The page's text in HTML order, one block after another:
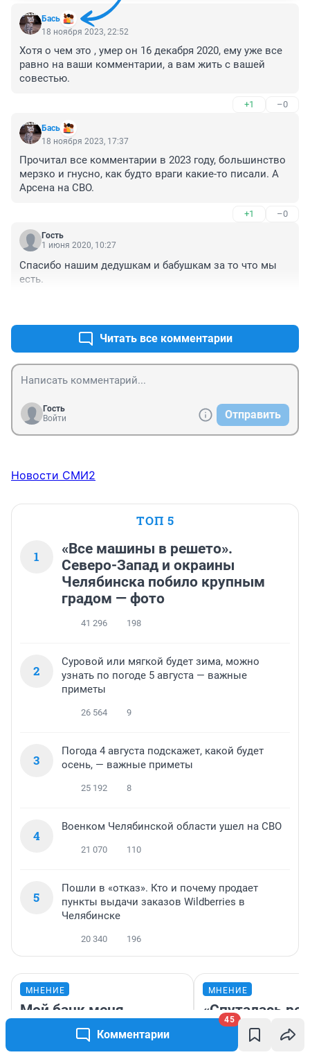
Комментарии
45
Бась
18 ноября 2023, 22:52
Хотя о чем это , умер он 16 декабря 2020, ему уже все
равно на ваши комментарии, а вам жить с вашей
совестью.
+1 –0
Бась
18 ноября 2023, 17:37
Прочитал все комментарии в 2023 году, большинство
мерзко и гнусно, как будто враги какие-то писали. А
Арсена на СВО.
+1 –0
Гость
1 июня 2020, 10:27
Спасибо нашим дедушкам и бабушкам за то что мы
есть.
Читать все комментарии
Гость
Войти
Отправить
Новости СМИ2
ТОП 5
1
«Все машины в решето».
Северо-Запад и окраины
Челябинска побило крупным
градом — фото
41 296 198
2
Суровой или мягкой будет зима, можно
узнать по погоде 5 августа — важные
приметы
26 564 9
3
Погода 4 августа подскажет, какой будет
осень, — важные приметы
25 192 8
4
Военком Челябинской области ушел на СВО
21 070 110
5
Пошли в «отказ». Кто и почему продает
пункты выдачи заказов Wildberries в
Челябинске
20 340 196
МНЕНИЕ
Мой банк меня
бережет. Журналист
хотела снять 200
МНЕНИЕ
«Спуталась
пургу». Врач —
смертельном